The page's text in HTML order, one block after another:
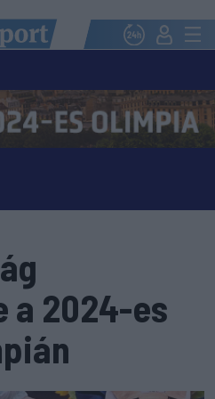
a 2024-es